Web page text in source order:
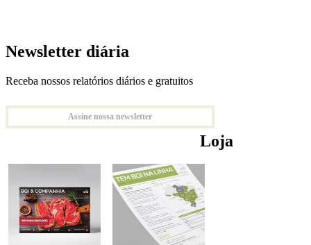
Newsletter diária
Receba nossos relatórios diários e gratuitos
Assine nossa newsletter
Loja